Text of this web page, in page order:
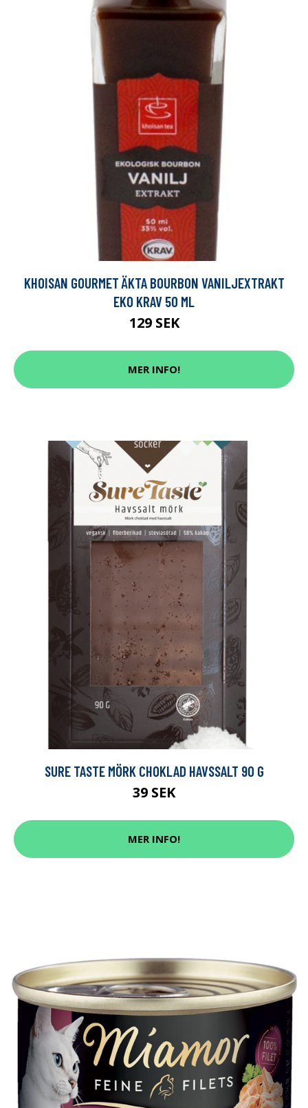
KHOISAN GOURMET ÄKTA BOURBON VANILJEXTRAKT
EKO KRAV 50 ML
129 SEK
MER INFO!
SURE TASTE MÖRK CHOKLAD HAVSSALT 90 G
39 SEK
MER INFO!